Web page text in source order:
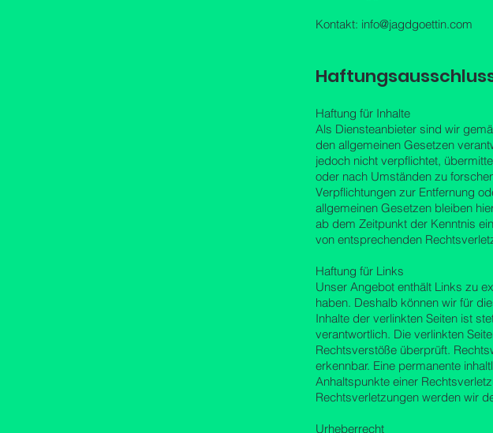
Kontakt: info@jagdgoettin.com
Haftung für Inhalte
Als Diensteanbieter sind wir
den allgemeinen Gesetzen
jedoch nicht verpflichtet,
oder nach Umständen zu
Verpflichtungen zur Entfernung
allgemeinen Gesetzen bleiben
ab dem Zeitpunkt der Kenntnis
von entsprechenden
Haftung für Links
Unser Angebot enthält Links zu
haben. Deshalb können wir für
Inhalte der verlinkten Seiten ist
verantwortlich. Die verlinkten
Rechtsverstöße überprüft.
erkennbar. Eine permanente
Anhaltspunkte einer
Rechtsverletzungen werden wir
Urheberrecht